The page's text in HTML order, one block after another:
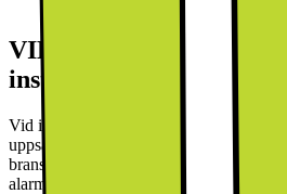
VIKTIGT! Nya krav på
installation från 1 januari
Vid installation av diskmaskin krävs ett
uppsamlande tråg tillsammans med ett
branschkrav. Dessa köps separat. Tråg
alarm (varukod: 1017924).